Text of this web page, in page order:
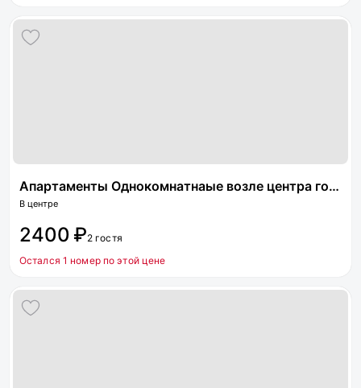
Апартаменты Однокомнатнаые возле центра города
В центре
2400 ₽2 гостя
Остался 1 номер по этой цене